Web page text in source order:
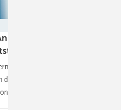
Sextett mit
kommt aus
mehr Anteil am Windparkbau
sechs erfolgreichsten